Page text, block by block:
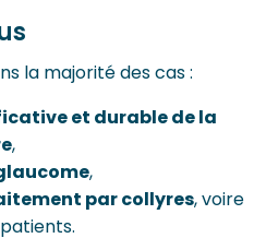
la majorité des cas :
et durable de la
,
,
par collyres, voire